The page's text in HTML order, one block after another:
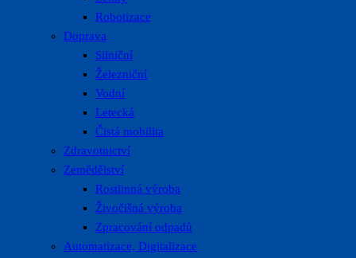
Robotizace
Doprava
Silniční
Železniční
Vodní
Letecká
Čistá mobilita
Zdravotnictví
Zemědělství
Rostlinná výroba
Živočišná výroba
Zpracování odpadů
Automatizace, Digitalizace